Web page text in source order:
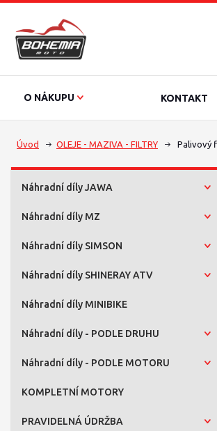
O NÁKUPU KONTAKT
Úvod OLEJE - MAZIVA - FILTRY Palivový
Náhradní díly JAWA
Náhradní díly MZ
Náhradní díly SIMSON
Náhradní díly SHINERAY ATV
Náhradní díly MINIBIKE
Náhradní díly - PODLE DRUHU
Náhradní díly - PODLE MOTORU
KOMPLETNÍ MOTORY
PRAVIDELNÁ ÚDRŽBA